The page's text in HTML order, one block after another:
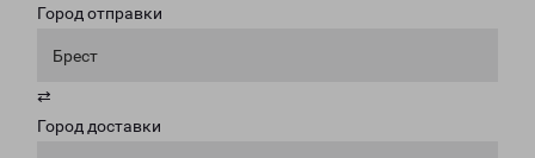
Город отправки
Брест
⇄
Город доставки